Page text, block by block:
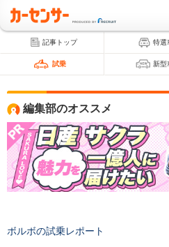
記事トップ 特選
試乗 新型
編集部のオススメ
ボルボの試乗レポート